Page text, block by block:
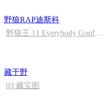
野狼RAP迪斯科
野狼王 11 Everybody Gonfi-
藏于野
03 藏宝图